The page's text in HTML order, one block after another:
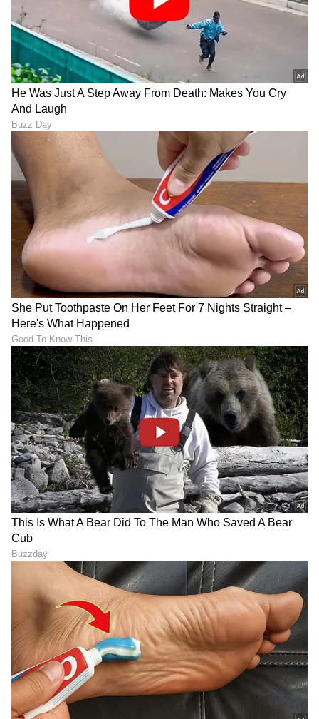
ಟ್ರಂಪ್ ಐತಿಹಾಸಿಕ ಒಪ್ಪಂದ | India US
Trade Deal | Party Rounds